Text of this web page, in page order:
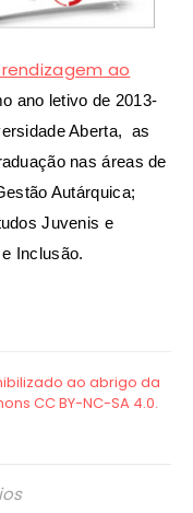
ao
ano letivo de 2013-
Aberta, as
nas áreas de
Autárquica;
Juvenis e
Inclusão.